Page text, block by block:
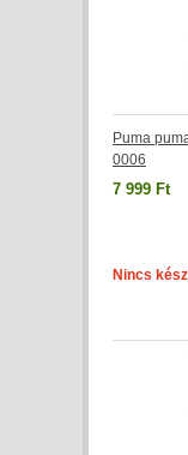
Puma
0006
7 999 Ft
Nincs